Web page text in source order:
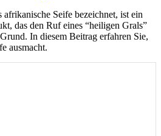
afrikanische Seife bezeichnet, ist ein
das den Ruf eines “heiligen Grals”
In diesem Beitrag erfahren Sie,
ausmacht.